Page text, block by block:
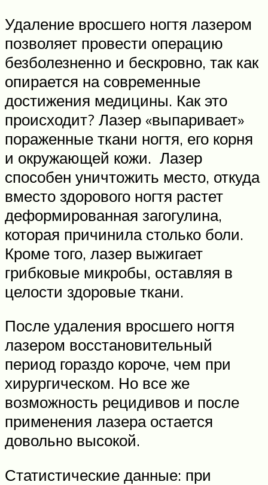
Удаление вросшего ногтя лазером
позволяет провести операцию
безболезненно и бескровно, так как
опирается на современные
достижения медицины. Как это
происходит? Лазер «выпаривает»
пораженные ткани ногтя, его корня
и окружающей кожи. Лазер
способен уничтожить место, откуда
вместо здорового ногтя растет
деформированная загогулина,
которая причинила столько боли.
Кроме того, лазер выжигает
грибковые микробы, оставляя в
целости здоровые ткани.
После удаления вросшего ногтя
лазером восстановительный
период гораздо короче, чем при
хирургическом. Но все же
возможность рецидивов и после
применения лазера остается
довольно высокой.
Статистические данные: при